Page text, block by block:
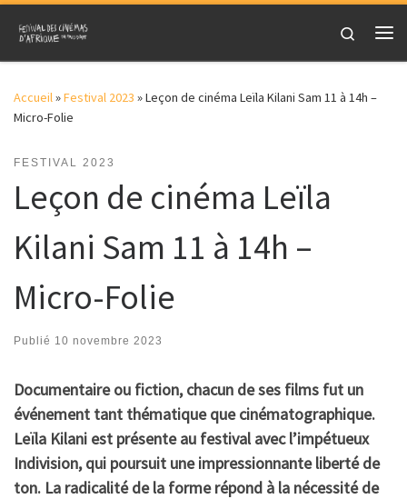
Skip to content
Search
Accueil»Festival 2023 »Leçon de cinéma Leïla Kilani Sam 11 à 14h –
Micro-Folie
FESTIVAL 2023
Leçon de cinéma Leïla
Kilani Sam 11 à 14h –
Micro-Folie
Publié 10 novembre 2023
Documentaire ou fiction, chacun de ses films fut un
événement tant thématique que cinématographique.
Leïla Kilani est présente au festival avec l’impétueux
Indivision, qui poursuit une impressionnante liberté de
ton. La radicalité de la forme répond à la nécessité de